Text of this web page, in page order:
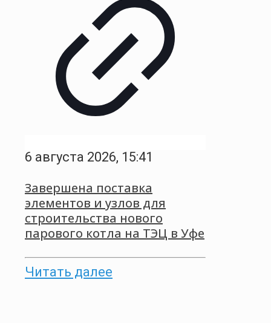
6 августа 2026, 15:41
Завершена поставка
элементов и узлов для
строительства нового
парового котла на ТЭЦ в Уфе
Читать далее